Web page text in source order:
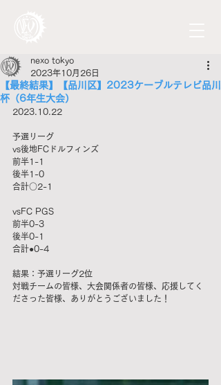
【最終結果】【品川区】2023ケーブルテレビ品川
杯（6年生大会）
nexo tokyo
2023年10月26日
2023.10.22
予選リーグ
vs後地FCドルフィンズ
前半1-1
後半1-0
合計○2-1
vsFC PGS
前半0-3
後半0-1
合計●0-4
結果：予選リーグ2位
対戦チームの皆様、大会関係者の皆様、応援してく
ださった皆様、ありがとうございました！